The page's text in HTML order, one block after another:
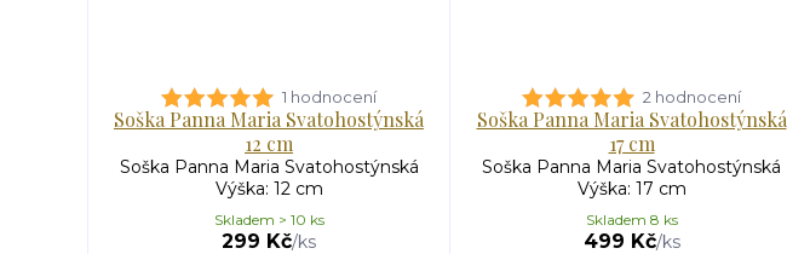
1 hodnocení
Soška Panna Maria Svatohostýnská
12 cm
Soška Panna Maria Svatohostýnská
Výška: 12 cm
299 Kč/ks
Skladem > 10 ks
2 hodnocení
Soška Panna Maria Svatohostýnská
17 cm
Soška Panna Maria Svatohostýnská
Výška: 17 cm
499 Kč/ks
Skladem 8 ks